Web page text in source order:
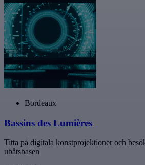
Bordeaux
Bassins des Lumières
Titta på digitala konstprojektioner och
ubåtsbasen